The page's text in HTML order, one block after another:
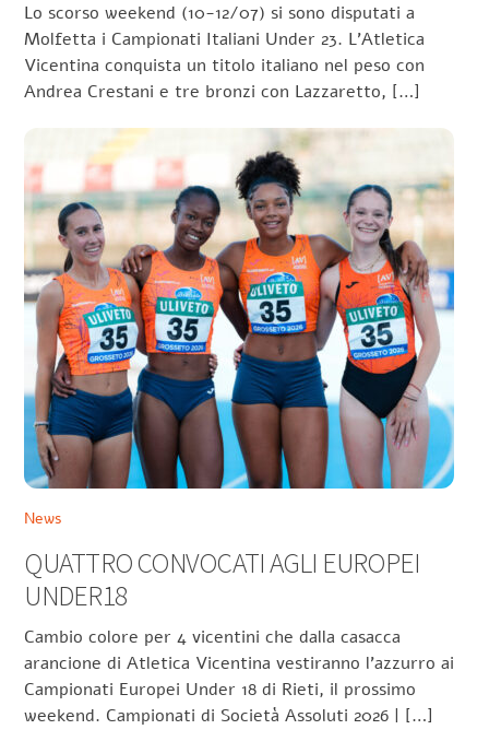
Lo scorso weekend (10-12/07) si sono disputati a
Molfetta i Campionati Italiani Under 23. L’Atletica
Vicentina conquista un titolo italiano nel peso con
Andrea Crestani e tre bronzi con Lazzaretto, […]
News
QUATTRO CONVOCATI AGLI EUROPEI
UNDER18
Cambio colore per 4 vicentini che dalla casacca
arancione di Atletica Vicentina vestiranno l’azzurro ai
Campionati Europei Under 18 di Rieti, il prossimo
weekend. Campionati di Società Assoluti 2026 | […]